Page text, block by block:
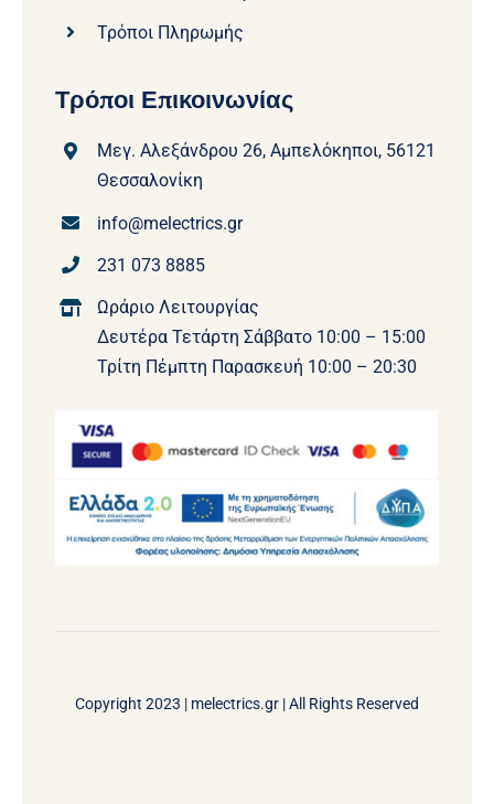
Τρόποι Πληρωμής
Τρόποι Επικοινωνίας
Μεγ. Αλεξάνδρου 26, Αμπελόκηποι, 56121
Θεσσαλονίκη
info@melectrics.gr
231 073 8885
Ωράριο Λειτουργίας
Δευτέρα Τετάρτη Σάββατο 10:00 – 15:00
Τρίτη Πέμπτη Παρασκευή 10:00 – 20:30
Copyright 2023 | melectrics.gr | All Rights Reserved